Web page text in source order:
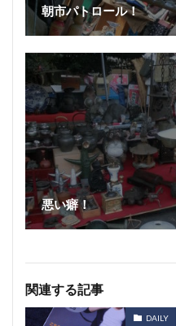
朝市パトロール！
悪い癖！
関連する記事
DAILY